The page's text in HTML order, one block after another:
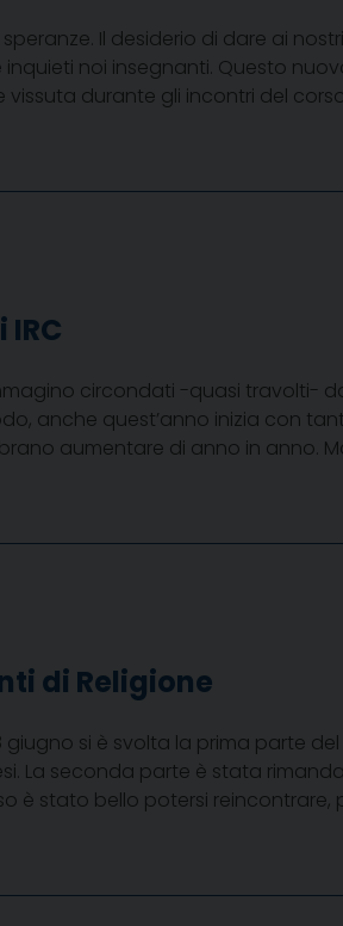
Il desiderio di dare ai
noi insegnanti. Questo
durante gli incontri del
circondati -quasi travolti-
anche quest’anno inizia con
aumentare di anno in anno.
di Religione
giugno si è svolta la prima parte
La seconda parte è stata
è stato bello potersi reincontrare,